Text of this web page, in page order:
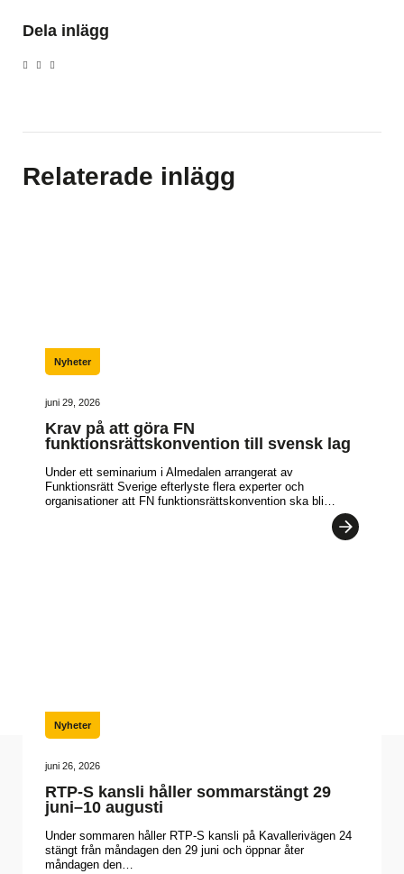
Dela inlägg
Relaterade inlägg
Nyheter
juni 29, 2026
Krav på att göra FN
funktionsrättskonvention till svensk lag
Under ett seminarium i Almedalen arrangerat av
Funktionsrätt Sverige efterlyste flera experter och
organisationer att FN funktionsrättskonvention ska bli…
Nyheter
juni 26, 2026
RTP-S kansli håller sommarstängt 29
juni–10 augusti
Under sommaren håller RTP-S kansli på Kavallerivägen 24
stängt från måndagen den 29 juni och öppnar åter
måndagen den…